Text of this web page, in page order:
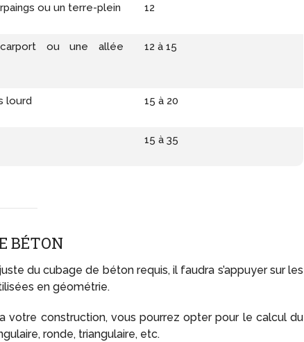
ou un terre-plein 12
ou une allée
12 à 15
lourd 15 à 20
15 à 35
BÉTON
du cubage de béton requis, il faudra s’appuyer sur les
en géométrie.
votre construction, vous pourrez opter pour le calcul du
ronde, triangulaire, etc.